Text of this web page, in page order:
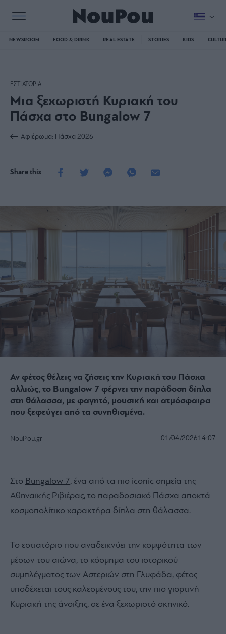
NEWSROOM FOOD & DRINK REAL ESTATE STORIES KIDS
ΕΣΤΙΑΤΟΡΙΑ
Μια ξεχωριστή Κυριακή του
Πάσχα στο Bungalow 7
Αφιέρωμα: Πάσχα 2026
Share this
Αν φέτος θέλεις να ζήσεις την Κυριακή του Πάσχα
αλλιώς, το Bungalow 7 φέρνει την παράδοση δίπλα
στη θάλασσα, με φαγητό, μουσική και ατμόσφαιρα
που ξεφεύγει από τα συνηθισμένα.
NouPou.gr 01/04/202614:07
Στο Bungalow 7, ένα από τα πιο iconic σημεία της
Αθηναϊκής Ριβιέρας, το παραδοσιακό Πάσχα αποκτά
κοσμοπολίτικο χαρακτήρα δίπλα στη θάλασσα.
Το εστιατόριο που αναδεικνύει την κομψότητα των
μέσων του αιώνα, το κόσμημα του ιστορικού
συμπλέγματος των Αστεριών στη Γλυφάδα, φέτος
υποδέχεται τους καλεσμένους του, την πιο γιορτινή
Κυριακή της άνοιξης, σε ένα ξεχωριστό σκηνικό.